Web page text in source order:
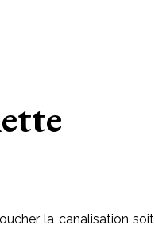
la canalisation soit